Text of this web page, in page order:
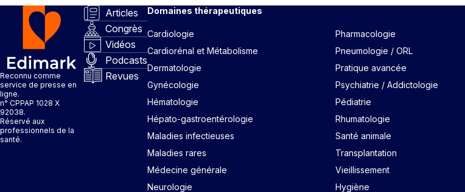
Reconnu comme
service de presse en
ligne.
n° CPPAP 1028 X
92038.
Réservé aux
professionnels de la
santé.
Articles
Congrès
Vidéos
Podcasts
Revues
Domaines thérapeutiques
Cardiologie
Cardiorénal et Métabolisme
Dermatologie
Gynécologie
Hématologie
Hépato-gastroentérologie
Maladies infectieuses
Maladies rares
Médecine générale
Neurologie
Pharmacologie
Pneumologie / ORL
Pratique avancée
Psychiatrie / Addictologie
Pédiatrie
Rhumatologie
Santé animale
Transplantation
Vieillissement
Hygiène